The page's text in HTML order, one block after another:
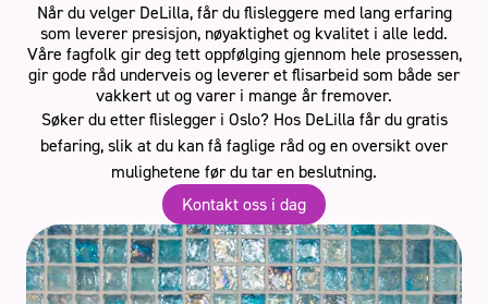
Når du velger DeLilla, får du flisleggere med lang erfaring
som leverer presisjon, nøyaktighet og kvalitet i alle ledd.
Våre fagfolk gir deg tett oppfølging gjennom hele prosessen,
gir gode råd underveis og leverer et flisarbeid som både ser
vakkert ut og varer i mange år fremover.
Søker du etter flislegger i Oslo? Hos DeLilla får du gratis
befaring, slik at du kan få faglige råd og en oversikt over
mulighetene før du tar en beslutning.
Kontakt oss i dag